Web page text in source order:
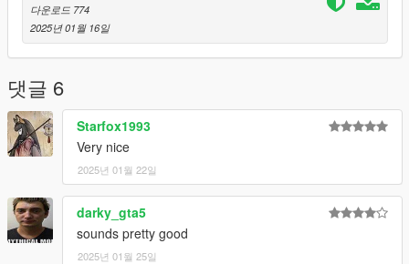
다운로드 774
2025년 01월 16일
댓글 6
Starfox1993
Very nice
2025년 01월 22일
darky_gta5
sounds pretty good
2025년 01월 25일